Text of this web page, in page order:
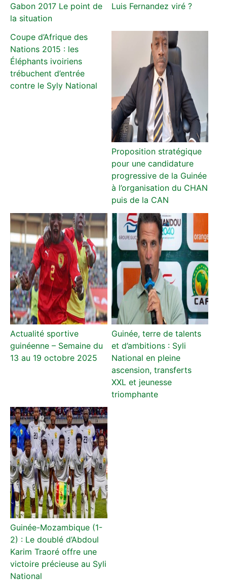
Gabon 2017 Le point de
la situation
Luis Fernandez viré ?
Coupe d’Afrique des
Nations 2015 : les
Éléphants ivoiriens
trébuchent d’entrée
contre le Syly National
Proposition stratégique
pour une candidature
progressive de la Guinée
à l’organisation du CHAN
puis de la CAN
Actualité sportive
guinéenne – Semaine du
13 au 19 octobre 2025
Guinée, terre de talents
et d’ambitions : Syli
National en pleine
ascension, transferts
XXL et jeunesse
triomphante
Guinée-Mozambique (1-
2) : Le doublé d’Abdoul
Karim Traoré offre une
victoire précieuse au Syli
National